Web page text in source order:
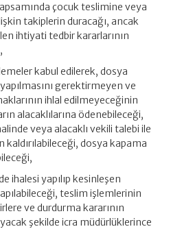
çocuk teslimine veya
takiplerin duracağı, ancak
ihtiyati tedbir kararlarının
kabul edilerek, dosya
gerektirmeyen ve
ihlal edilmeyeceğinin
alacaklılarına ödenebileceği,
veya alacaklı vekili talebi ile
dosya kapama
ihalesi yapılıp kesinleşen
teslim işlemlerinin
ve durdurma kararının
şekilde icra müdürlüklerince